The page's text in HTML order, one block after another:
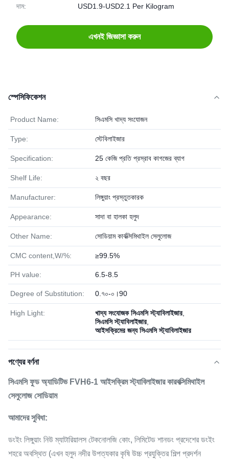
দাম: USD1.9-USD2.1 Per Kilogram
এখনই জিজ্ঞাসা করুন
স্পেসিফিকেশন
Product Name: সিএমসি খাদ্য সংযোজন
Type: স্টেবিলাইজার
Specification: 25 কেজি প্রতি প্রস্রাব কাগজের ব্যাগ
Shelf Life: ২ বছর
Manufacturer: লিঙ্গুয়াং প্রস্তুতকারক
Appearance: সাদা বা হালকা হলুদ
Other Name: সোডিয়াম কার্বক্সিমিথাইল সেলুলোজ
CMC content,W/%: ≥99.5%
PH value: 6.5-8.5
Degree of Substitution: 0.৭০-০।90
High Light: খাদ্য সংযোজক সিএমসি স্ট্যাবিলাইজার
সিএমসি স্ট্যাবিলাইজার
আইসক্রিমের জন্য সিএমসি স্ট্যাবিলাইজার
পণ্যের বর্ণনা
সিএমসি ফুড অ্যাডিটিভ FVH6-1 আইসক্রিম স্ট্যাবিলাইজার কারবক্সিমিথাইল
সেলুলোজ সোডিয়াম
আমাদের সুবিধা:
ডংইং লিঙ্গুয়াং নিউ ম্যাটারিয়ালস টেকনোলজি কোং, লিমিটেড শানডং প্রদেশের ডংইং
শহরে অবস্থিত (এখন হলুদ নদীর উপত্যকার কৃষি উচ্চ প্রযুক্তির শিল্প প্রদর্শন